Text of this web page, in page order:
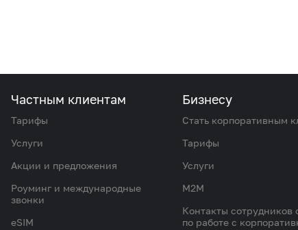
Частным клиентам
Тарифы
Услуги
Акции и предложения
Роуминг и международные
звонки
eSIM
Бизнесу
Стать корпоративным
Тарифы
Услуги
M2M
Контакты сотрудников
по работе с